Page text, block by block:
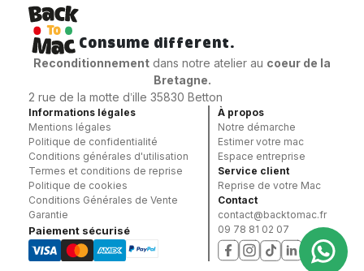
Consume different.
Reconditionnement dans notre atelier au coeur de la
Bretagne.
2 rue de la motte d’ille 35830 Betton
Informations légales
Mentions légales
Politique de confidentialité
Conditions générales d'utilisation
Termes et conditions de reprise
Politique de cookies
Conditions Générales de Vente
Garantie
Paiement sécurisé
À propos
Notre démarche
Estimer votre mac
Espace entreprise
Service client
Reprise de votre Mac
Contact
contact@backtomac.fr
09 78 81 02 07